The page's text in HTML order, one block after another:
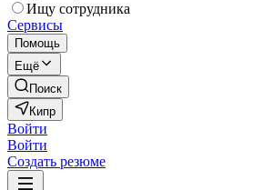
Ищу сотрудника
Сервисы
Помощь
Ещё
Поиск
Кипр
Войти
Войти
Создать резюме